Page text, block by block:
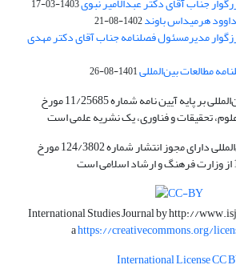
هرمیداس باوند1402-08-21
مدیرمسئول فصلنامه جناب آقای دکتر مهدی
مطالعات بین‌المللی1401-08-26
فصلنامه مطالعات بین‌المللی بر پایه آیین نامه شماره 11/25685 مورخ
فصلنامه مطالعات بین‌المللی دارای مجوز انتشار شماره 124/3802 مورخ
International Studies Journal byhttp://
ahttps://creativecommons.org/
International License CC